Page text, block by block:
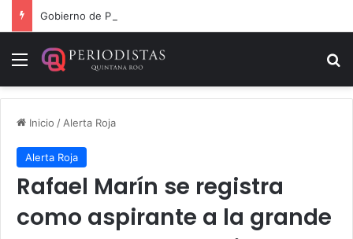
Menú
Inicio / Alerta Roja
Alerta Roja
Rafael Marín se registra
como aspirante a la grande